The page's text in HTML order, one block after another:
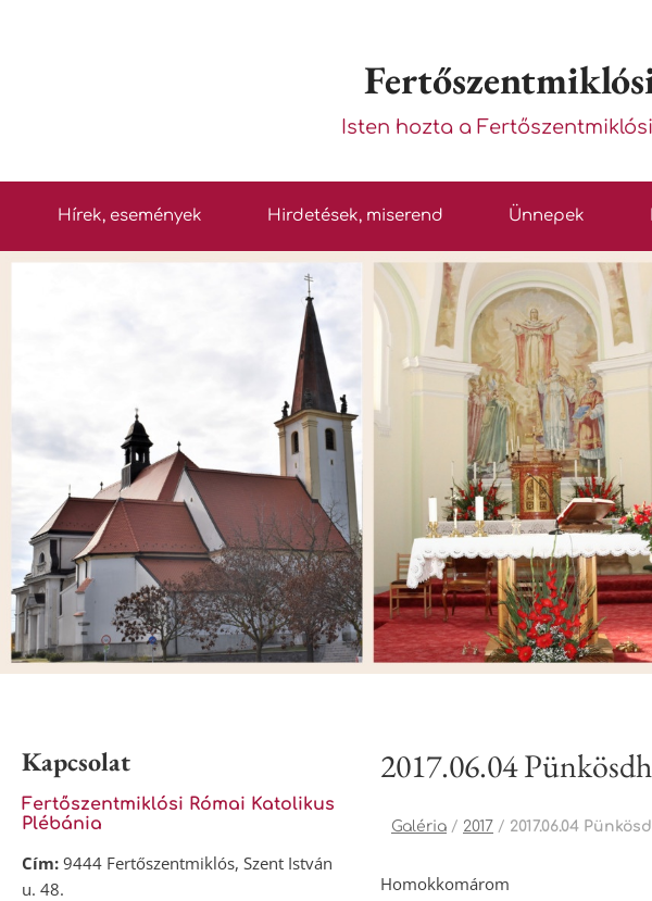
Isten hozta a
Hírek, események Hirdetések, miserend Ünnepek
Kapcsolat
Fertőszentmiklósi Római Katolikus
Plébánia
Cím: 9444 Fertőszentmiklós, Szent István
u. 48.
2017.06.04
Galéria / 2017 / 2017.06.04
Homokkomárom